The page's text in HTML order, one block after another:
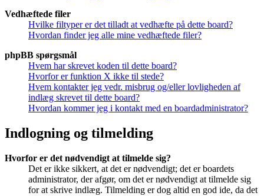
Vedhæftede filer
Hvilke filtyper er det tilladt at vedhæfte på dette board?
Hvordan finder jeg alle mine vedhæftede filer?
phpBB spørgsmål
Hvem har skrevet koden til dette board?
Hvorfor er funktion X ikke til stede?
Hvem kontakter jeg vedr. misbrug og/eller lovligheden af
indlæg skrevet til dette board?
Hvordan kommer jeg i kontakt med en boardadministrator?
Indlogning og tilmelding
Hvorfor er det nødvendigt at tilmelde sig?
Det er ikke sikkert, at det er nødvendigt; det er boardets
administrator, der afgør, om det er nødvendigt at tilmelde sig
for at skrive indlæg. Tilmelding er dog altid en god ide, da det